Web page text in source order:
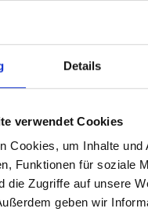
Details
verwendet Cookies
Cookies, um Inhalte und
Funktionen für soziale
die Zugriffe auf unsere
geben wir
Superfront 1,0 P2
Feinhammerschlag
RAL-Code: 3003
mit dem Originalmuster ist